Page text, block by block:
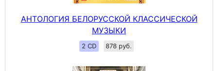
АНТОЛОГИЯ БЕЛОРУССКОЙ КЛАССИЧЕСКОЙ
МУЗЫКИ
2 CD 878 руб.